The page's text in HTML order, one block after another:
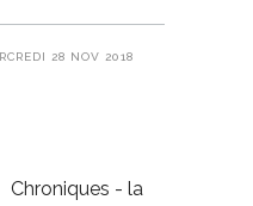
28 NOV 2018
Chroniques - la